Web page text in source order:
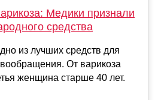
Медики признали
средства
из лучших средств для
От варикоза
женщина старше 40 лет.